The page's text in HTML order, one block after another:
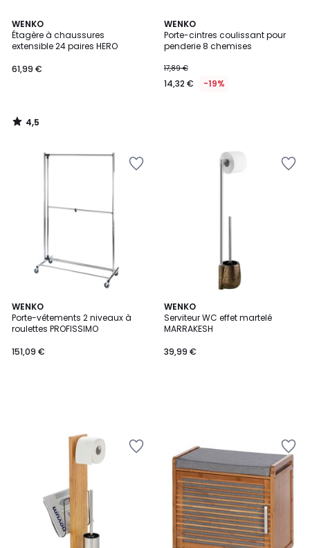
WENKO
Étagère à chaussures
extensible 24 paires HERO
61,99 €
4,5
/ 5
4,5
/
WENKO
Porte-cintres coulissant pour
penderie 8 chemises
17,89 €
14,32 € -19%
WENKO
Porte-vêtements 2 niveaux à
roulettes PROFISSIMO
151,09 €
WENKO
Serviteur WC effet martelé
MARRAKESH
39,99 €